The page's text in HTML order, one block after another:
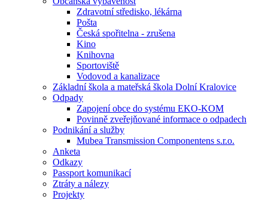
Zdravotní středisko, lékárna
Pošta
Česká spořitelna - zrušena
Kino
Knihovna
Sportoviště
Vodovod a kanalizace
Základní škola a mateřská škola Dolní Kralovice
Odpady
Zapojení obce do systému EKO-KOM
Povinně zveřejňované informace o odpadech
Podnikání a služby
Mubea Transmission Componentens s.r.o.
Anketa
Odkazy
Passport komunikací
Ztráty a nálezy
Projekty